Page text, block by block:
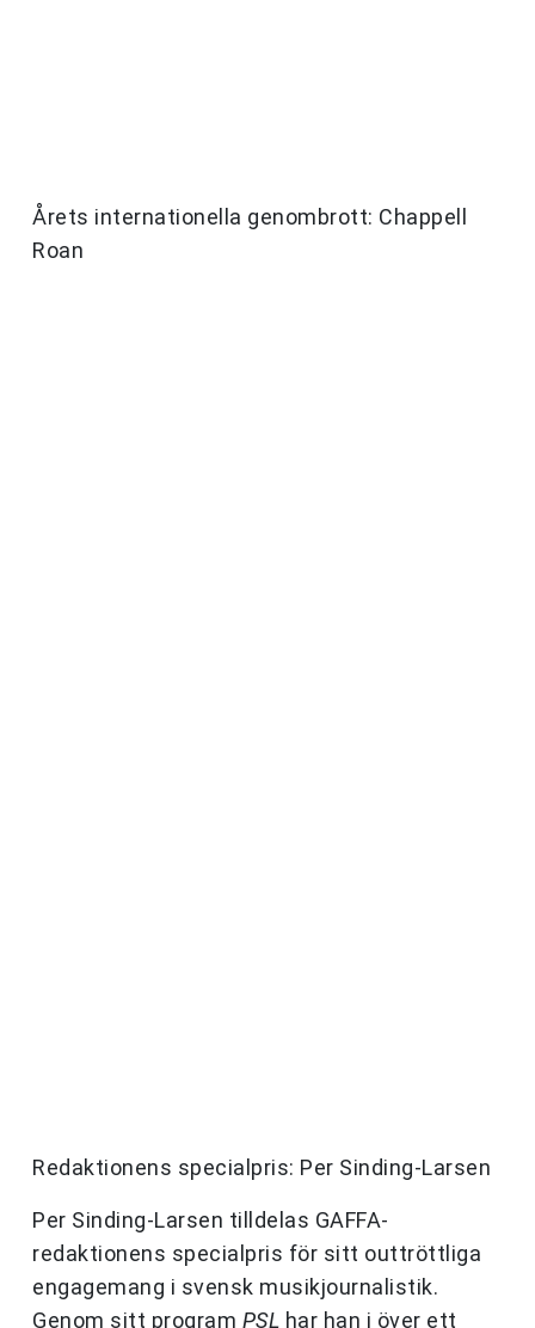
Årets internationella genombrott: Chappell
Roan
Redaktionens specialpris: Per Sinding-Larsen
Per Sinding-Larsen tilldelas GAFFA-
redaktionens specialpris för sitt outtröttliga
engagemang i svensk musikjournalistik.
Genom sitt program PSL har han i över ett